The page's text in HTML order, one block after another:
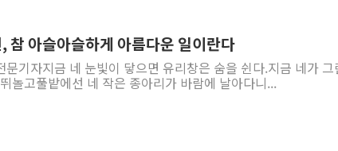
참 아슬아슬하게 아름다운 일이란다
기자​지금 네 눈빛이 닿으면 유리창은 숨을 쉰다.지금 네가 그
놀고풀밭에선 네 작은 종아리가 바람에 날아다니...